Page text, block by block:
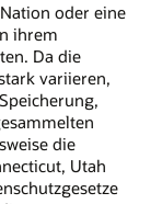
oder eine
ihrem
Da die
variieren,
die
Utah